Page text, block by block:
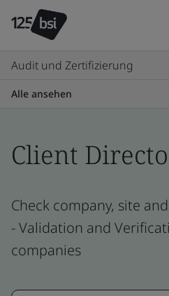
Audit und Zertifizierung
Alle ansehen
Client
Check company, site
- Validation and
companies